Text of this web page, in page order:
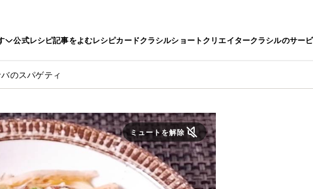
公式レシピ記事をよむレシピカードクラシルショートクリエイタークラシルのサー
のスパゲティ
ミュートを解除